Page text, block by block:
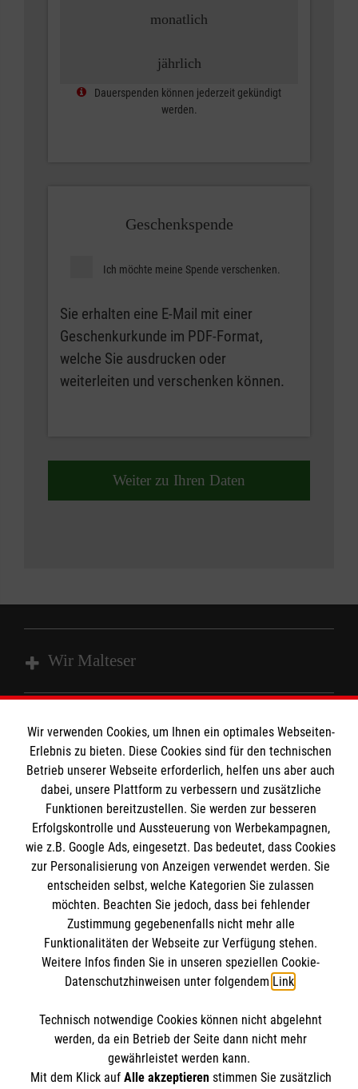
monatlich
jährlich
Dauerspenden können jederzeit gekündigt
werden.
Geschenkspende
Ich möchte meine Spende verschenken.
Sie erhalten eine E-Mail mit einer
Geschenkurkunde im PDF-Format,
welche Sie ausdrucken oder
weiterleiten und verschenken können.
Weiter zu Ihren Daten
Wir Malteser
Angebote und Leistungen
Unsere Kurse
Mitarbeiten & Stellenangebote
Wir Malteser
Informationen
Kontakt
Impressum
Datenschutz
Malteser online
Malteserorden
Malteser Jugend
Malteser International
Sharepoint
Spendenkonto
Empfänger: Malteser Hilfsdienst e.V.
IBAN: DE54370601201201206010
BIC: GENODED1PA7
Soziale Netzwerke
Der Malteser Hilfsdienst e.V. ist als eingetragene
Wir verwenden Cookies, um Ihnen ein optimales Webseiten-
Erlebnis zu bieten. Diese Cookies sind für den technischen
Betrieb unserer Webseite erforderlich, helfen uns aber auch
dabei, unsere Plattform zu verbessern und zusätzliche
Funktionen bereitzustellen. Sie werden zur besseren
Erfolgskontrolle und Aussteuerung von Werbekampagnen,
wie z.B. Google Ads, eingesetzt. Das bedeutet, dass Cookies
zur Personalisierung von Anzeigen verwendet werden. Sie
entscheiden selbst, welche Kategorien Sie zulassen
möchten. Beachten Sie jedoch, dass bei fehlender
Zustimmung gegebenenfalls nicht mehr alle
Funktionalitäten der Webseite zur Verfügung stehen.
Weitere Infos finden Sie in unseren speziellen Cookie-
Datenschutzhinweisen unter folgendem Link.
Technisch notwendige Cookies können nicht abgelehnt
werden, da ein Betrieb der Seite dann nicht mehr
gewährleistet werden kann.
Mit dem Klick auf Alle akzeptierenstimmen Sie zusätzlich